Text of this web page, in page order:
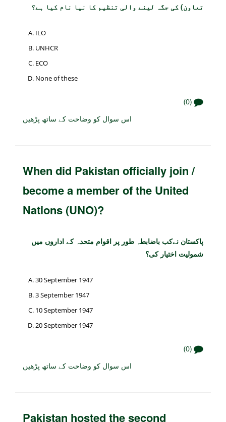
تعاون) کی جگہ لینے والی تنظیم کا نیا نام کیا ہے؟
ILO
UNHCR
ECO
None of these
(0)
اس سوال کو وضاحت کے ساتھ پڑھیں
When did Pakistan officially join /
become a member of the United
Nations (UNO)?
پاکستان نےکب باضابطہ طور پر اقوام متحدہ کے اداروں میں
شمولیت اختیار کی؟
30 September 1947
3 September 1947
10 September 1947
20 September 1947
(0)
اس سوال کو وضاحت کے ساتھ پڑھیں
Pakistan hosted the second